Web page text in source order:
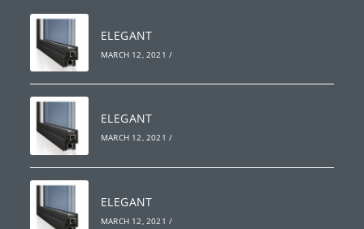
ELEGANT
MARCH 12, 2021 /
ELEGANT
MARCH 12, 2021 /
ELEGANT
MARCH 12, 2021 /